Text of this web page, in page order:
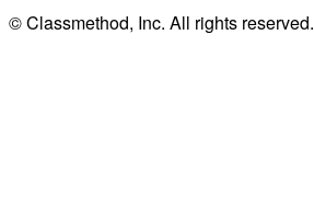
© Classmethod, Inc. All rights reserved.